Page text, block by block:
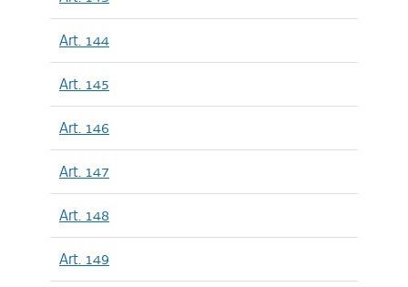
Art. 144
Art. 145
Art. 146
Art. 147
Art. 148
Art. 149